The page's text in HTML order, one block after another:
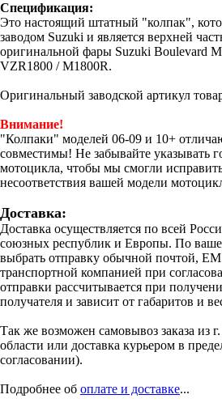
Спецификация:
Это настоящий штатный "колпак",
заводом Suzuki и является верхней
оригинальной фары Suzuki Boulevard
VZR1800 / M1800R.
Оригинальный заводской артикул
Внимание!
"Колпаки" моделей 06-09 и 10+
совместимы! Не забывайте указывать
мотоцикла, чтобы мы смогли
несоответствия вашей модели
Доставка:
Доставка осуществляется по всей
союзных республик и Европы. По
выбрать отправку обычной почтой,
транспортной компанией при
отправки рассчитывается при
получателя и зависит от габаритов и
Так же возможен самовывоз заказа из
области или доставка курьером в
согласовании).
Подробнее об оплате и доставке...